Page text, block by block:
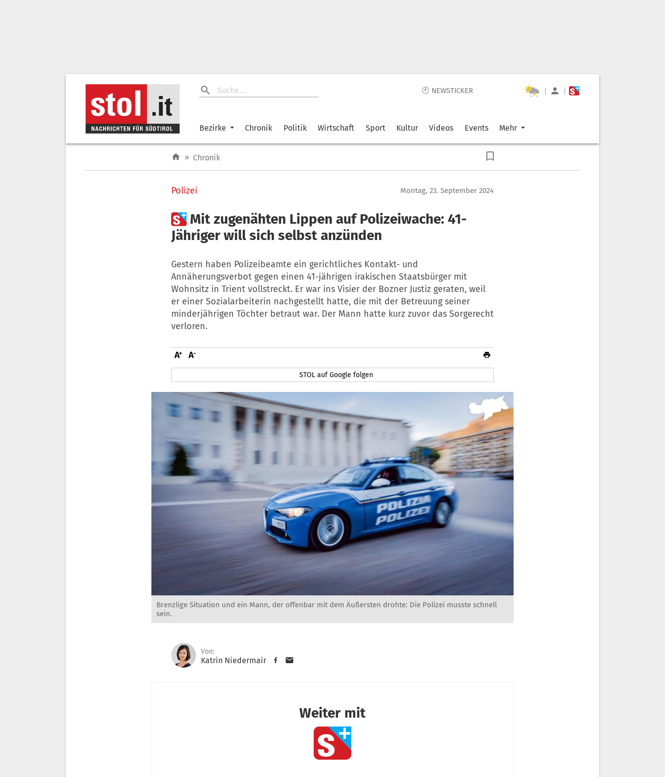
🕙 NEWSTICKER | |
Bezirke Chronik Politik Wirtschaft Sport Kultur Videos Events Mehr
» Chronik
Polizei Montag, 23. September 2024
 Mit zugenähten Lippen auf Polizeiwache: 41-
Jähriger will sich selbst anzünden
Gestern haben Polizeibeamte ein gerichtliches Kontakt- und
Annäherungsverbot gegen einen 41-jährigen irakischen Staatsbürger mit
Wohnsitz in Trient vollstreckt. Er war ins Visier der Bozner Justiz geraten, weil
er einer Sozialarbeiterin nachgestellt hatte, die mit der Betreuung seiner
minderjährigen Töchter betraut war. Der Mann hatte kurz zuvor das Sorgerecht
verloren.
STOL auf Google folgen
Brenzlige Situation und ein Mann, der offenbar mit dem Äußersten drohte: Die Polizei musste schnell
sein.
Von:
Katrin Niedermair